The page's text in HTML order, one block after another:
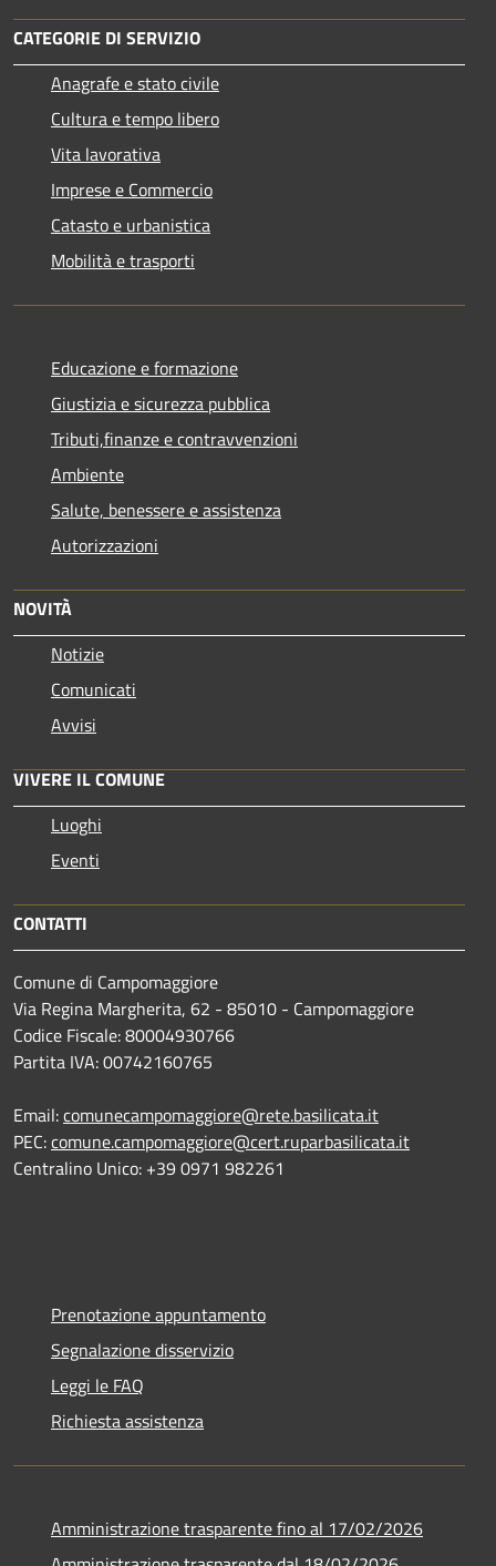
CATEGORIE DI SERVIZIO
Anagrafe e stato civile
Cultura e tempo libero
Vita lavorativa
Imprese e Commercio
Catasto e urbanistica
Mobilità e trasporti
Educazione e formazione
Giustizia e sicurezza pubblica
Tributi,finanze e contravvenzioni
Ambiente
Salute, benessere e assistenza
Autorizzazioni
NOVITÀ
Notizie
Comunicati
Avvisi
VIVERE IL COMUNE
Luoghi
Eventi
CONTATTI
Comune di Campomaggiore
Via Regina Margherita, 62 - 85010 - Campomaggiore
Codice Fiscale: 80004930766
Partita IVA: 00742160765
Email:comunecampomaggiore@rete.basilicata.it
PEC:comune.campomaggiore@cert.ruparbasilicata.it
Centralino Unico: +39 0971 982261
Prenotazione appuntamento
Segnalazione disservizio
Leggi le FAQ
Richiesta assistenza
Amministrazione trasparente fino al 17/02/2026